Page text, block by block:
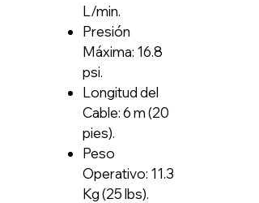
L/min.
Presión
Máxima: 16.8
psi.
Longitud del
Cable: 6 m (20
pies).
Peso
Operativo: 11.3
Kg (25 lbs).